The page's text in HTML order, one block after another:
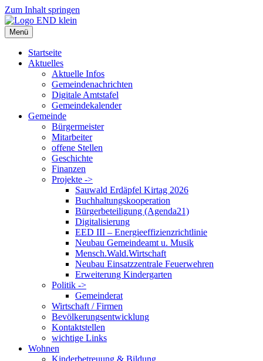
Zum Inhalt springen
Menü
Startseite
Aktuelles
Aktuelle Infos
Gemeindenachrichten
Digitale Amtstafel
Gemeindekalender
Gemeinde
Bürgermeister
Mitarbeiter
offene Stellen
Geschichte
Finanzen
Projekte ->
Sauwald Erdäpfel Kirtag 2026
Buchhaltungskooperation
Bürgerbeteiligung (Agenda21)
Digitalisierung
EED III – Energieeffizienzrichtlinie
Neubau Gemeindeamt u. Musik
Mensch.Wald.Wirtschaft
Neubau Einsatzzentrale Feuerwehren
Erweiterung Kindergarten
Politik ->
Gemeinderat
Wirtschaft / Firmen
Bevölkerungsentwicklung
Kontaktstellen
wichtige Links
Wohnen
Kinderbetreuung & Bildung